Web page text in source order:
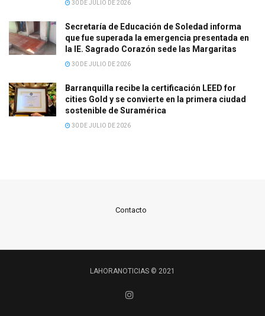
30 DE JULIO DE 2026
Secretaría de Educación de Soledad informa
que fue superada la emergencia presentada en
la IE. Sagrado Corazón sede las Margaritas
30 DE JULIO DE 2026
Barranquilla recibe la certificación LEED for
cities Gold y se convierte en la primera ciudad
sostenible de Suramérica
30 DE JULIO DE 2026
Contacto
LAHORANOTICIAS © 2021